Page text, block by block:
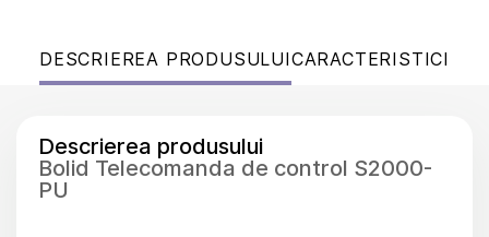
DESCRIEREA PRODUSULUICARACTERISTICI
Descrierea produsului
Bolid Telecomanda de control S2000-
PU